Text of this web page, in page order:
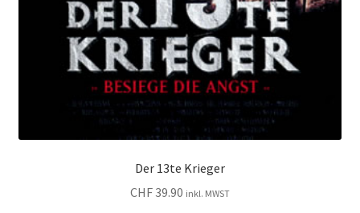
Der 13te Krieger
CHF39.90 inkl. MWST